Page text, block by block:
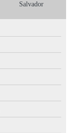
Salvador